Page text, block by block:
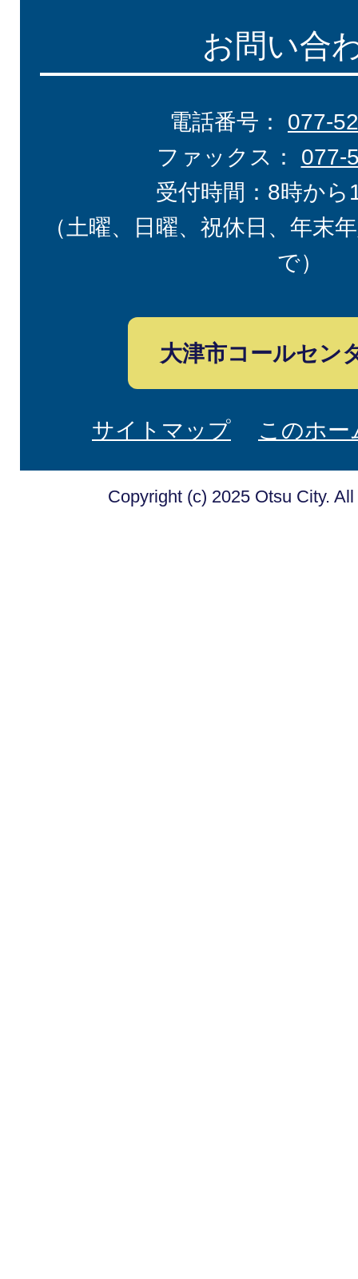
お問い合
電話番号： 077-
ファックス： 077-
受付時間：8時から
（土曜、日曜、祝休日、年末
で）
大津市コールセン
サイトマップ このホ
Copyright (c) 2025 Otsu City.